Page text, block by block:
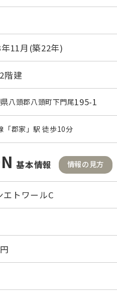
11月(築22年)
階建
八頭郡八頭町下門尾195-1
「郡家 」駅 徒歩10分
基本情報 情報の見方
エトワールC